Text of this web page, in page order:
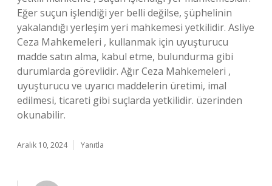
Eğer suçun işlendiği yer belli değilse, şüphelinin
yakalandığı yerleşim yeri mahkemesi yetkilidir. Asliye
Ceza Mahkemeleri , kullanmak için uyuşturucu
madde satın alma, kabul etme, bulundurma gibi
durumlarda görevlidir. Ağır Ceza Mahkemeleri ,
uyuşturucu ve uyarıcı maddelerin üretimi, imal
edilmesi, ticareti gibi suçlarda yetkilidir. üzerinden
okunabilir.
Aralık 10, 2024 Yanıtla